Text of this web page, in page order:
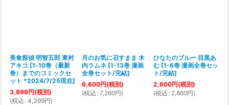
美食探偵 明智五郎 東村
アキコ [1-10巻（最新
巻）までのコミックセ
ット *2024/7/25現在]
3,999円(税別)
(税込 : 4,399円)
月のお気に召すまま 木
内ラムネ [1-13巻 漫画
全巻セット/完結]
6,600円(税別)
(税込 : 7,260円)
ひなたのブルー 目黒あ
む [1-6巻 漫画全巻セッ
ト/完結]
2,600円(税別)
(税込 : 2,860円)